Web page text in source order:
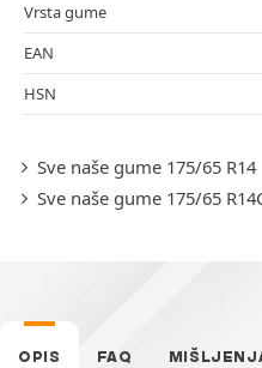
Vrsta gume
EAN
HSN
Sve naše gume 175/65 R14
Sve naše gume 175/65
OPIS FAQ